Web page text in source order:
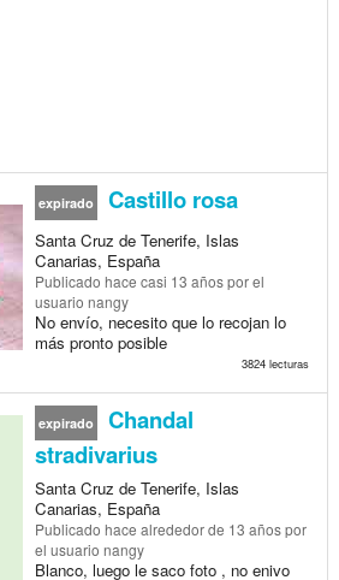
expirado Castillo rosa
Santa Cruz de Tenerife, Islas
Canarias, España
Publicado hace casi 13 añospor el
usuario nangy
No envío, necesito que lo recojan lo
más pronto posible
3824 lecturas
expirado
Chandal
stradivarius
Santa Cruz de Tenerife, Islas
Canarias, España
Publicado hace alrededor de 13 añospor
el usuario nangy
Blanco, luego le saco foto , no enivo